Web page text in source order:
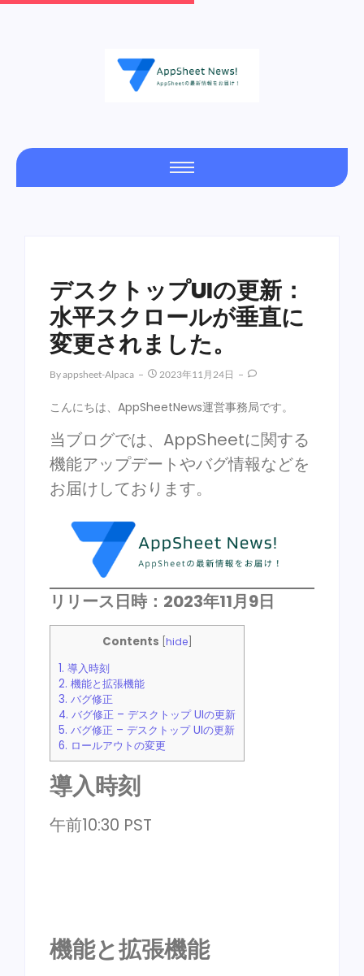
デスクトップUIの更新：
水平スクロールが垂直に
変更されました。
ByAppsheet-Alpaca 2023年11月24日
こんにちは、AppSheetNews運営事務局です。
当ブログでは、AppSheetに関する
機能アップデートやバグ情報などを
お届けしております。
リリース日時：2023年11月9日
Contents hide]
1. 導入時刻
2. 機能と拡張機能
3. バグ修正
4. バグ修正 – デスクトップ UIの更新
5. バグ修正 – デスクトップ UIの更新
6. ロールアウトの変更
導入時刻
午前10:30 PST
機能と拡張機能